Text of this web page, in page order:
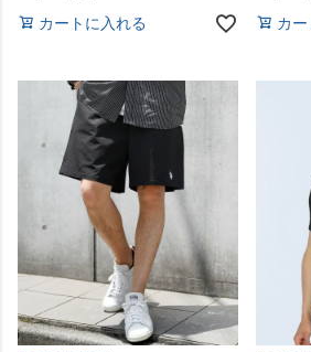
カートに入れる カ